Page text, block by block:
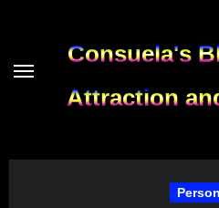
content
Consuela's
Attraction